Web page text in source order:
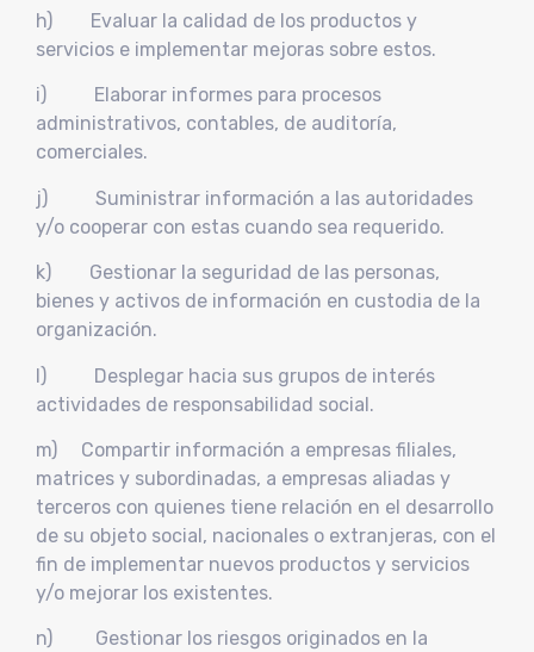
h) Evaluar la calidad de los productos y
servicios e implementar mejoras sobre estos.
i) Elaborar informes para procesos
administrativos, contables, de auditoría,
comerciales.
j) Suministrar información a las autoridades
y/o cooperar con estas cuando sea requerido.
k) Gestionar la seguridad de las personas,
bienes y activos de información en custodia de la
organización.
l) Desplegar hacia sus grupos de interés
actividades de responsabilidad social.
m) Compartir información a empresas filiales,
matrices y subordinadas, a empresas aliadas y
terceros con quienes tiene relación en el desarrollo
de su objeto social, nacionales o extranjeras, con el
fin de implementar nuevos productos y servicios
y/o mejorar los existentes.
n) Gestionar los riesgos originados en la